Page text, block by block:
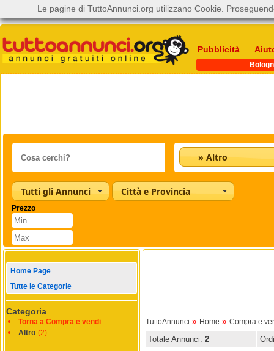
Pubblicità
» Altro
Tutti gli Annunci Città e Provincia
Prezzo
Home Page
Tutte le Categorie
Categoria
Torna a Compra e vendi
Altro (2)
TuttoAnnunci » Home » Compra e
Totale Annunci: 2
Le pagine di TuttoAnnunci.org utilizzano Cookie.